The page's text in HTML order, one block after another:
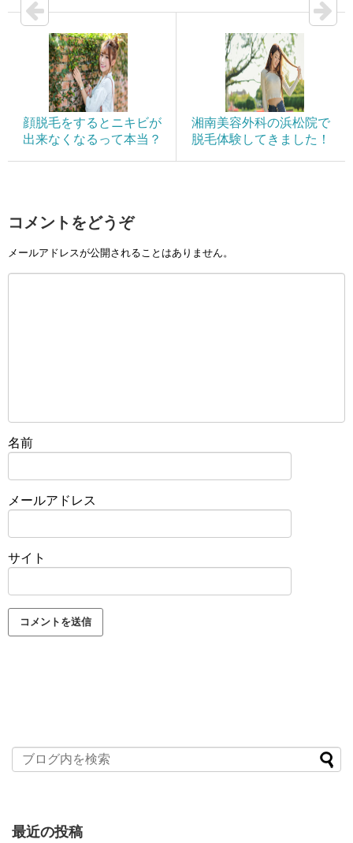
顔脱毛をするとニキビが
出来なくなるって本当？
湘南美容外科の浜松院で
脱毛体験してきました！
コメントをどうぞ
メールアドレスが公開されることはありません。
名前
メールアドレス
サイト
最近の投稿